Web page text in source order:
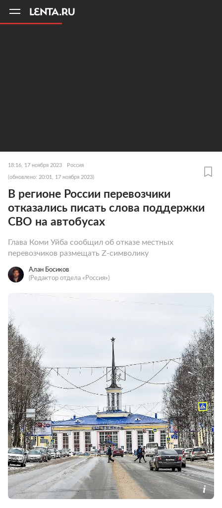
18:16, 17 ноября 2023 Россия
(обновлено: 20:01, 17 ноября 2023)
В регионе России перевозчики
отказались писать слова поддержки
СВО на автобусах
Глава Коми Уйба сообщил об отказе местных
перевозчиков размещать Z-символику
Алан Босиков
(Редактор отдела «Россия»)